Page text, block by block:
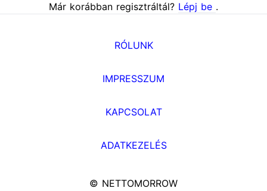
Már korábban regisztráltál? Lépj be .
RÓLUNK
IMPRESSZUM
KAPCSOLAT
ADATKEZELÉS
© NETTOMORROW